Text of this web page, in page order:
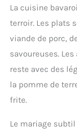
La cuisine
terroir. Les plats
viande de porc,
savoureuses.
reste avec des
la pomme de
frite.
Le mariage